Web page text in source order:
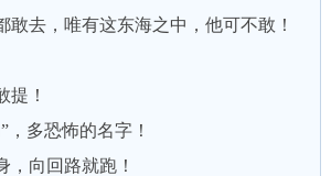
去，唯有这东海之中，他可不敢！
！
多恐怖的名字！
向回路就跑！